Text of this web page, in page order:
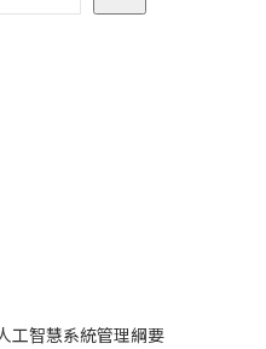
工智慧系統管理綱要